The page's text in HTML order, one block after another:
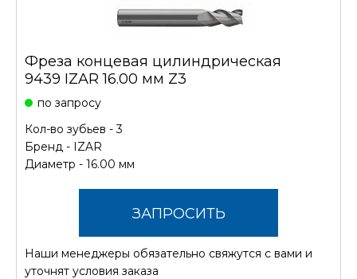
Фреза концевая цилиндрическая
9439 IZAR 16.00 мм Z3
по запросу
Кол-во зубьев - 3
Бренд - IZAR
Диаметр - 16.00 мм
ЗАПРОСИТЬ
СТОИМОСТЬ
Наши менеджеры обязательно свяжутся с вами и
уточнят условия заказа